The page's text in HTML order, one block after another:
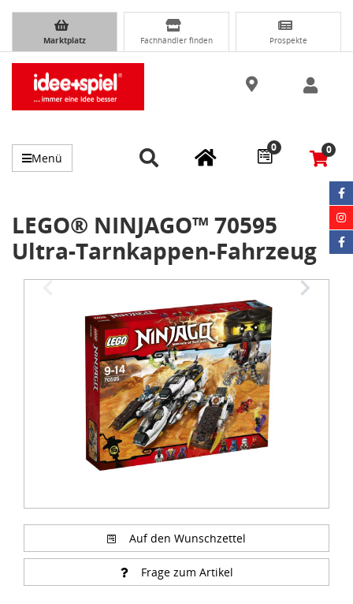
Marktplatz Fachhändler finden Prospekte
Menü
0 0
LEGO® NINJAGO™ 70595
Ultra-Tarnkappen-Fahrzeug
Auf den Wunschzettel
Frage zum Artikel